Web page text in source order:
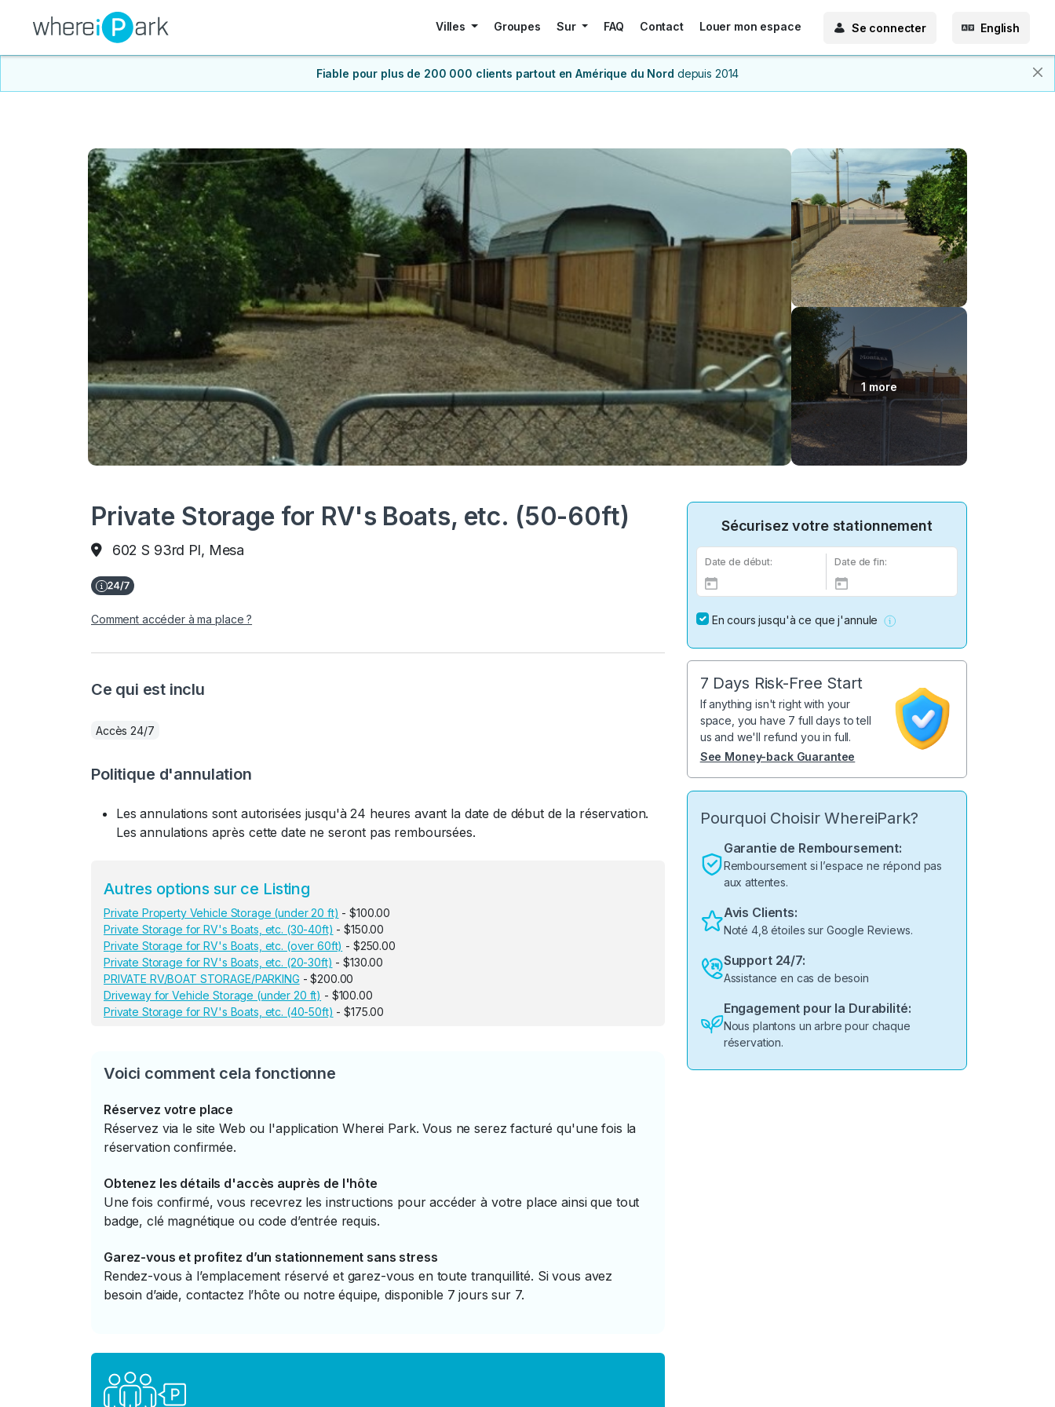
Villes Groupes Sur FAQ Contact Louer mon espace Se connecter English
Fiable pour plus de 200 000 clients partout en Amérique du Nord depuis 2014
1 more
Private Storage for RV's Boats, etc. (50-60ft)
602 S 93rd Pl, Mesa
Comment accéder à ma place ?
Ce qui est inclu
Accès 24/7
Politique d'annulation
Les annulations sont autorisées jusqu'à 24 heures avant la date de début de la réservation.
Les annulations après cette date ne seront pas remboursées.
Autres options sur ce Listing
Private Property Vehicle Storage (under 20 ft) - $100.00
Private Storage for RV's Boats, etc. (30-40ft) - $150.00
Private Storage for RV's Boats, etc. (over 60ft) - $250.00
Private Storage for RV's Boats, etc. (20-30ft) - $130.00
PRIVATE RV/BOAT STORAGE/PARKING - $200.00
Driveway for Vehicle Storage (under 20 ft) - $100.00
Private Storage for RV's Boats, etc. (40-50ft) - $175.00
Voici comment cela fonctionne
Réservez votre place
Réservez via le site Web ou l'application Wherei Park. Vous ne serez facturé qu'une fois la
réservation confirmée.
Obtenez les détails d'accès auprès de l'hôte
Une fois confirmé, vous recevrez les instructions pour accéder à votre place ainsi que tout
badge, clé magnétique ou code d’entrée requis.
Garez-vous et profitez d’un stationnement sans stress
Rendez-vous à l’emplacement réservé et garez-vous en toute tranquillité. Si vous avez
besoin d’aide, contactez l’hôte ou notre équipe, disponible 7 jours sur 7.
Sécurisez votre stationnement
Date de début: Date de fin:
En cours jusqu'à ce que j'annule
7 Days Risk-Free Start
If anything isn't right with your
space, you have 7 full days to tell
us and we'll refund you in full.
See Money-back Guarantee
Pourquoi Choisir WhereiPark?
Garantie de Remboursement:
Remboursement si l’espace ne répond pas
aux attentes.
Avis Clients:
Noté 4,8 étoiles sur Google Reviews.
Support 24/7:
Assistance en cas de besoin
Engagement pour la Durabilité:
Nous plantons un arbre pour chaque
réservation.